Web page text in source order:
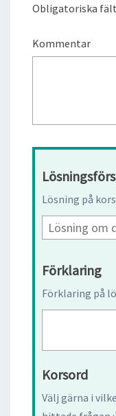
Obligatoriska
Kommentar
Lösning på
Förklaring
Förklaring på
Korsord
Välj gärna i